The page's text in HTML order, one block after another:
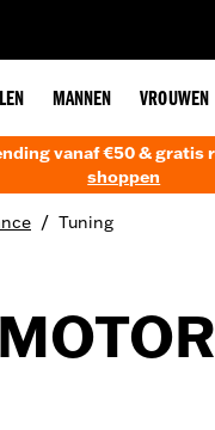
MANNEN VROUWEN
vanaf €50 & gratis
shoppen
/ Tuning